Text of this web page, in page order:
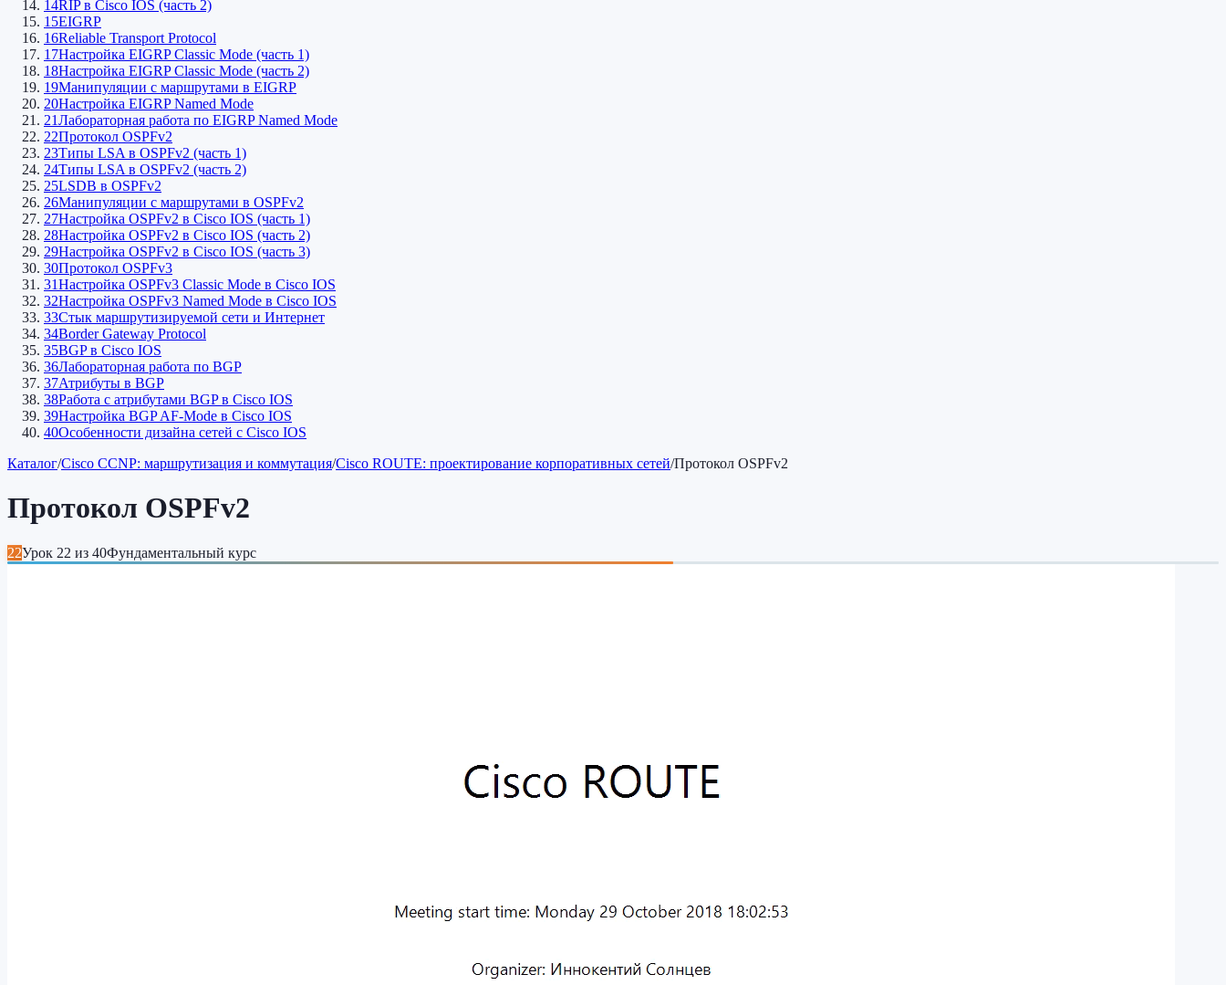
14RIP в Cisco IOS (часть 2)
15EIGRP
16Reliable Transport Protocol
17Настройка EIGRP Classic Mode (часть 1)
18Настройка EIGRP Classic Mode (часть 2)
19Манипуляции с маршрутами в EIGRP
20Настройка EIGRP Named Mode
21Лабораторная работа по EIGRP Named Mode
22Протокол OSPFv2
23Типы LSA в OSPFv2 (часть 1)
24Типы LSA в OSPFv2 (часть 2)
25LSDB в OSPFv2
26Манипуляции с маршрутами в OSPFv2
27Настройка OSPFv2 в Cisco IOS (часть 1)
28Настройка OSPFv2 в Cisco IOS (часть 2)
29Настройка OSPFv2 в Cisco IOS (часть 3)
30Протокол OSPFv3
31Настройка OSPFv3 Classic Mode в Cisco IOS
32Настройка OSPFv3 Named Mode в Cisco IOS
33Стык маршрутизируемой сети и Интернет
34Border Gateway Protocol
35BGP в Cisco IOS
36Лабораторная работа по BGP
37Атрибуты в BGP
38Работа с атрибутами BGP в Cisco IOS
39Настройка BGP AF-Mode в Cisco IOS
40Особенности дизайна сетей c Cisco IOS
Каталог/Cisco CCNP: маршрутизация и коммутация/Cisco ROUTE: проектирование корпоративных сетей/Протокол OSPFv2
Протокол OSPFv2
22Урок 22 из 40Фундаментальный курс